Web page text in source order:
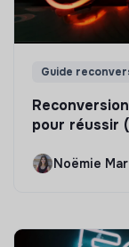
Guide
pour réussir
Noëmie